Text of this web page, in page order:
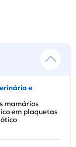
e
mamários
em plaquetas